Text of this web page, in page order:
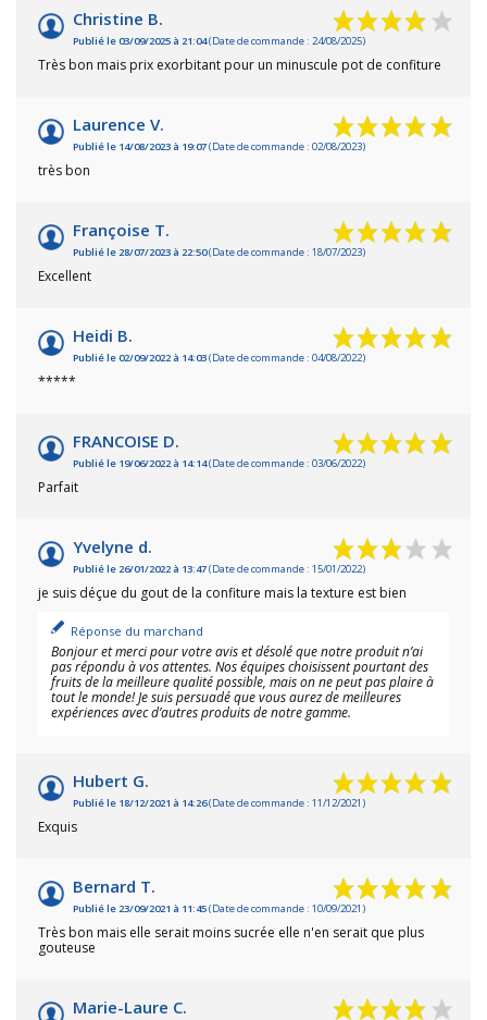
Christine B.
Publié le 03/09/2025 à 21:04(Date de commande : 24/08/2025)
Très bon mais prix exorbitant pour un minuscule pot de confiture
Laurence V.
Publié le 14/08/2023 à 19:07(Date de commande : 02/08/2023)
très bon
Françoise T.
Publié le 28/07/2023 à 22:50(Date de commande : 18/07/2023)
Excellent
Heidi B.
Publié le 02/09/2022 à 14:03(Date de commande : 04/08/2022)
*****
FRANCOISE D.
Publié le 19/06/2022 à 14:14(Date de commande : 03/06/2022)
Parfait
Yvelyne d.
Publié le 26/01/2022 à 13:47(Date de commande : 15/01/2022)
je suis déçue du gout de la confiture mais la texture est bien
Réponse du marchand
Bonjour et merci pour votre avis et désolé que notre produit n’ai
pas répondu à vos attentes. Nos équipes choisissent pourtant des
fruits de la meilleure qualité possible, mais on ne peut pas plaire à
tout le monde! Je suis persuadé que vous aurez de meilleures
expériences avec d’autres produits de notre gamme.
Hubert G.
Publié le 18/12/2021 à 14:26(Date de commande : 11/12/2021)
Exquis
Bernard T.
Publié le 23/09/2021 à 11:45(Date de commande : 10/09/2021)
Très bon mais elle serait moins sucrée elle n'en serait que plus
gouteuse
Marie-Laure C.